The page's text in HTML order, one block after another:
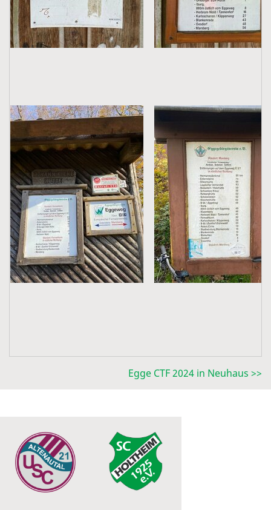
Egge CTF 2024 in Neuhaus >>